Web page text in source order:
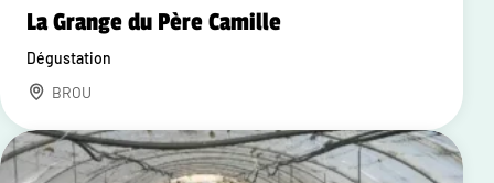
La Grange du Père Camille
Dégustation
BROU